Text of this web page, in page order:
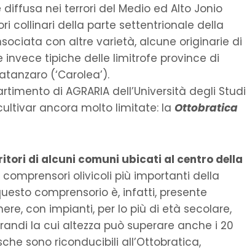
nei terrori del Medio ed Alto Jonio
collinari della parte settentrionale della
con altre varietà, alcune originarie di
invece tipiche delle limitrofe province di
(‘Carolea’).
di AGRARIA dell’Università degli Studi
ancora molto limitate: la Ottobratica
di alcuni comuni ubicati al centro della
olivicoli più importanti della
comprensorio è, infatti, presente
con impianti, per lo più di età secolare,
la cui altezza può superare anche i 20
sono riconducibili all’Ottobratica,